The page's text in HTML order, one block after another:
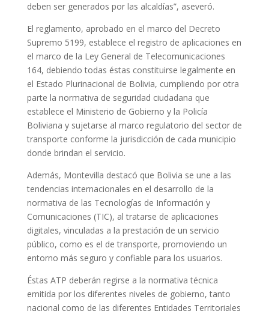
deben ser generados por las alcaldías”, aseveró.
El reglamento, aprobado en el marco del Decreto
Supremo 5199, establece el registro de aplicaciones en
el marco de la Ley General de Telecomunicaciones
164, debiendo todas éstas constituirse legalmente en
el Estado Plurinacional de Bolivia, cumpliendo por otra
parte la normativa de seguridad ciudadana que
establece el Ministerio de Gobierno y la Policía
Boliviana y sujetarse al marco regulatorio del sector de
transporte conforme la jurisdicción de cada municipio
donde brindan el servicio.
Además, Montevilla destacó que Bolivia se une a las
tendencias internacionales en el desarrollo de la
normativa de las Tecnologías de Información y
Comunicaciones (TIC), al tratarse de aplicaciones
digitales, vinculadas a la prestación de un servicio
público, como es el de transporte, promoviendo un
entorno más seguro y confiable para los usuarios.
Éstas ATP deberán regirse a la normativa técnica
emitida por los diferentes niveles de gobierno, tanto
nacional como de las diferentes Entidades Territoriales